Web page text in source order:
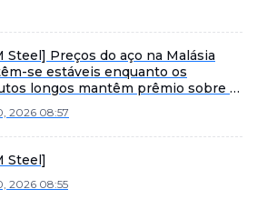
Steel] Preços do aço na Malásia
se estáveis enquanto os
longos mantêm prêmio sobre o
2026 08:57
Steel]
2026 08:55